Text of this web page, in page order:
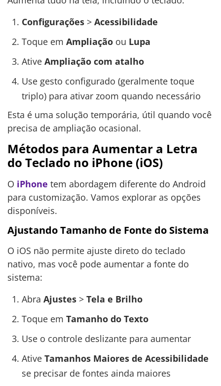
Configurações> Acessibilidade
Toque em Ampliaçãoou Lupa
Ative Ampliação com atalho
Use gesto configurado (geralmente toque
triplo) para ativar zoom quando necessário
Esta é uma solução temporária, útil quando você
precisa de ampliação ocasional.
Métodos para Aumentar a Letra
do Teclado no iPhone (iOS)
O iPhone tem abordagem diferente do Android
para customização. Vamos explorar as opções
disponíveis.
Ajustando Tamanho de Fonte do Sistema
O iOS não permite ajuste direto do teclado
nativo, mas você pode aumentar a fonte do
sistema:
Abra Ajustes> Tela e Brilho
Toque em Tamanho do Texto
Use o controle deslizante para aumentar
Ative Tamanhos Maiores de Acessibilidade
se precisar de fontes ainda maiores